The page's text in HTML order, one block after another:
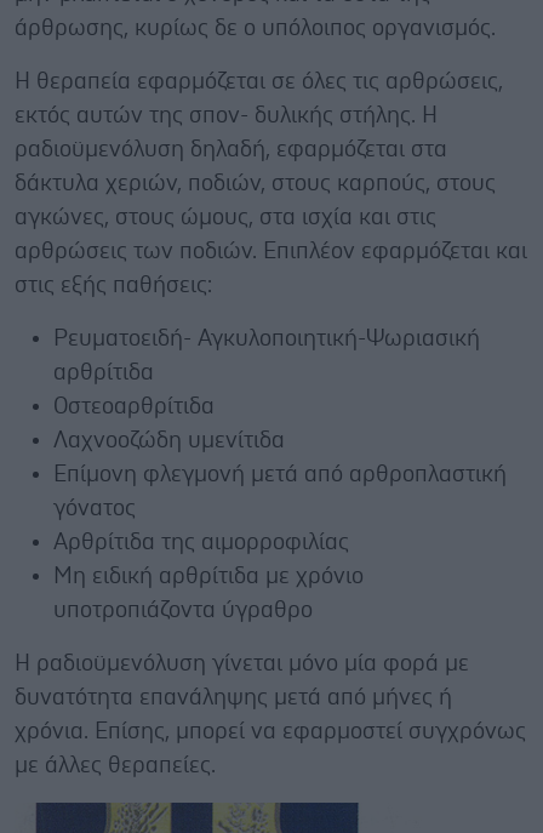
άρθρωσης, κυρίως δε ο υπόλοιπος οργανισμός.
Η θεραπεία εφαρμόζεται σε όλες τις αρθρώσεις,
εκτός αυτών της σπον- δυλικής στήλης. Η
ραδιοϋμενόλυση δηλαδή, εφαρμόζεται στα
δάκτυλα χεριών, ποδιών, στους καρπούς, στους
αγκώνες, στους ώμους, στα ισχία και στις
αρθρώσεις των ποδιών. Επιπλέον εφαρμόζεται και
στις εξής παθήσεις:
Ρευματοειδή- Αγκυλοποιητική-Ψωριασική
αρθρίτιδα
Οστεοαρθρίτιδα
Λαχνοοζώδη υμενίτιδα
Επίμονη φλεγμονή μετά από αρθροπλαστική
γόνατος
Αρθρίτιδα της αιμορροφιλίας
Μη ειδική αρθρίτιδα με χρόνιο
υποτροπιάζοντα ύγραθρο
Η ραδιοϋμενόλυση γίνεται μόνο μία φορά με
δυνατότητα επανάληψης μετά από μήνες ή
χρόνια. Επίσης, μπορεί να εφαρμοστεί συγχρόνως
με άλλες θεραπείες.